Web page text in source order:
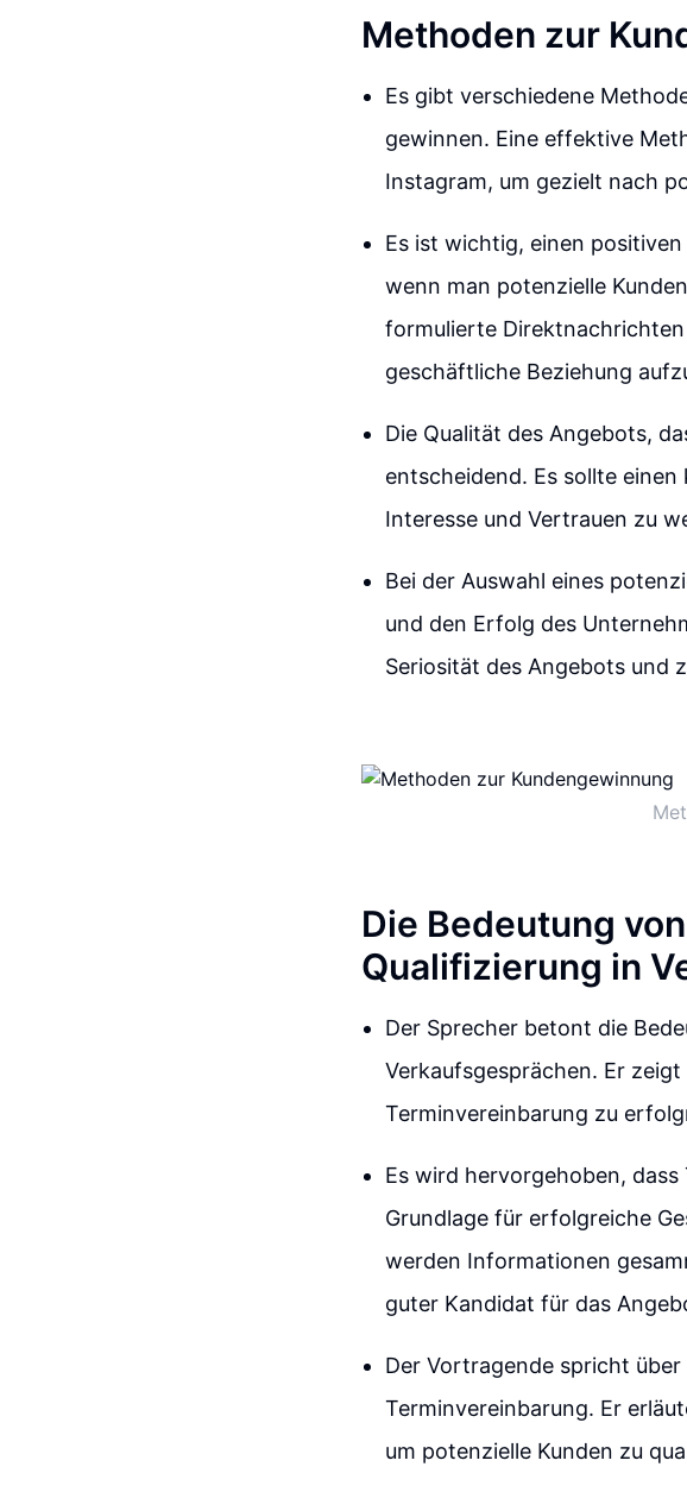
Methoden zur
Es gibt verschiedene
gewinnen. Eine effektive
Instagram, um gezielt nach
Es ist wichtig, einen
wenn man potenzielle
formulierte
geschäftliche Beziehung
Die Qualität des Angebots,
entscheidend. Es sollte
Interesse und Vertrauen zu
Bei der Auswahl eines
und den Erfolg des
Seriosität des Angebots und
Die Bedeutung
Qualifizierung in
Der Sprecher betont die
Verkaufsgesprächen. Er
Terminvereinbarung zu
Es wird hervorgehoben,
Grundlage für erfolgreiche
werden Informationen
guter Kandidat für das
Der Vortragende spricht
Terminvereinbarung. Er
um potenzielle Kunden zu